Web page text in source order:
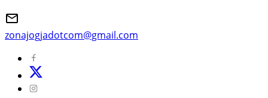
zonajogjadotcom@gmail.com